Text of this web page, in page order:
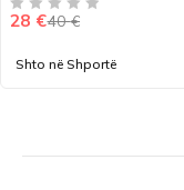
40€
28 €
Shto në Shportë